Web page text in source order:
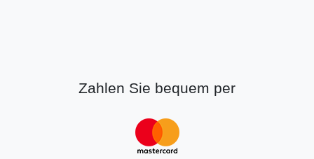
Zahlen Sie bequem per